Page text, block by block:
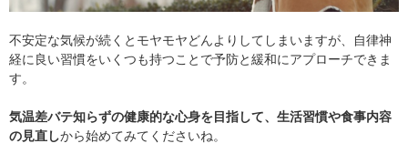
不安定な気候が続くとモヤモヤどんよりしてしまいますが、自律神
経に良い習慣をいくつも持つことで予防と緩和にアプローチできま
す。
気温差バテ知らずの健康的な心身を目指して、生活習慣や食事内容
の見直しから始めてみてくださいね。